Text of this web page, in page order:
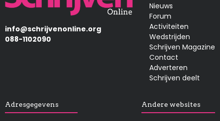
info@schrijvenonline.org
088-1102090
Nieuws
Forum
Activiteiten
Wedstrijden
Schrijven Magazine
Contact
Adverteren
Schrijven deelt
Adresgegevens Andere websites